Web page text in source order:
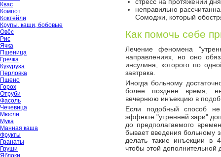
Квас
Компот
Коктейли
Крупы, каши, бобовые
Овёс
Рис
Ячка
Пшеница
Гречка
Кукуруза
Перловка
Пшено
Горох
Отруби
Фасоль
Чечевица
Мюсли
Мука
Манная каша
Фрукты
Гранаты
Груши
Яблоки
неправильно
Сомоджи, который
Как помочь себе
Лечение феномена
направлениях, но оно
инсулина, которого по
завтрака.
Иногда больному
более позднее время,
вечернюю инъекцию в
Если подобный способ не
эффекте "утренней зари"
до предполагаемого
бывает введения больному
делать такие инъекции в
чтобы этой дополнительной